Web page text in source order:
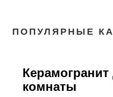
ПОПУЛЯРНЫЕ
комнаты